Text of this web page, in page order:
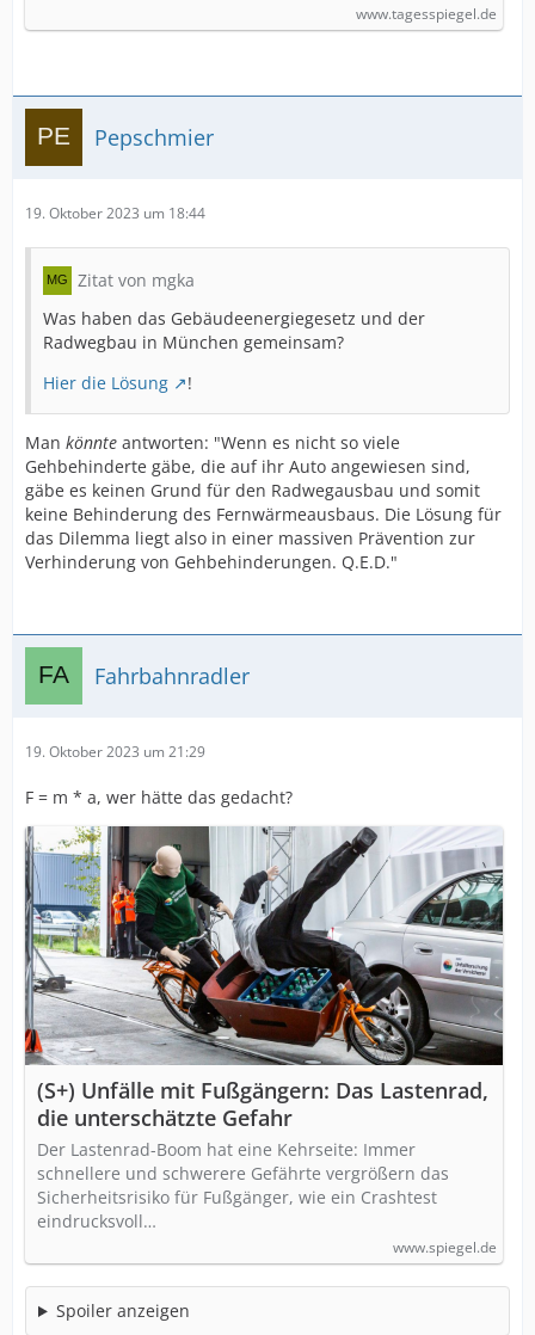
www.tagesspiegel.de
Pepschmier
19. Oktober 2023 um 18:44
Zitat von mgka
Was haben das Gebäudeenergiegesetz und der
Radwegbau in München gemeinsam?
Hier die Lösung
!
Man könnte antworten: "Wenn es nicht so viele
Gehbehinderte gäbe, die auf ihr Auto angewiesen sind,
gäbe es keinen Grund für den Radwegausbau und somit
keine Behinderung des Fernwärmeausbaus. Die Lösung für
das Dilemma liegt also in einer massiven Prävention zur
Verhinderung von Gehbehinderungen. Q.E.D."
Fahrbahnradler
19. Oktober 2023 um 21:29
F = m * a, wer hätte das gedacht?
(S+) Unfälle mit Fußgängern: Das Lastenrad,
die unterschätzte Gefahr
Der Lastenrad-Boom hat eine Kehrseite: Immer
schnellere und schwerere Gefährte vergrößern das
Sicherheitsrisiko für Fußgänger, wie ein Crashtest
eindrucksvoll…
www.spiegel.de
Spoiler anzeigen